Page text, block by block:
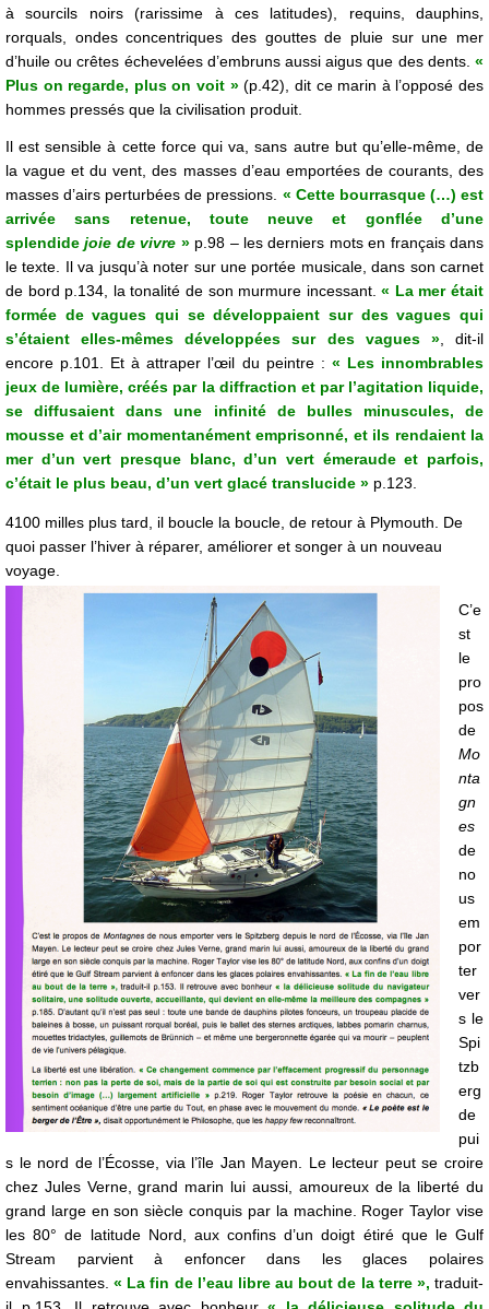
à sourcils noirs (rarissime à ces latitudes), requins, dauphins,
rorquals, ondes concentriques des gouttes de pluie sur une mer
d’huile ou crêtes échevelées d’embruns aussi aigus que des dents. «
Plus on regarde, plus on voit » (p.42), dit ce marin à l’opposé des
hommes pressés que la civilisation produit.
Il est sensible à cette force qui va, sans autre but qu’elle-même, de
la vague et du vent, des masses d’eau emportées de courants, des
masses d’airs perturbées de pressions. « Cette bourrasque (…) est
arrivée sans retenue, toute neuve et gonflée d’une
splendidejoie de vivre » p.98 – les derniers mots en français dans
le texte. Il va jusqu’à noter sur une portée musicale, dans son carnet
de bord p.134, la tonalité de son murmure incessant. « La mer était
formée de vagues qui se développaient sur des vagues qui
s’étaient elles-mêmes développées sur des vagues », dit-il
encore p.101. Et à attraper l’œil du peintre : « Les innombrables
jeux de lumière, créés par la diffraction et par l’agitation liquide,
se diffusaient dans une infinité de bulles minuscules, de
mousse et d’air momentanément emprisonné, et ils rendaient la
mer d’un vert presque blanc, d’un vert émeraude et parfois,
c’était le plus beau, d’un vert glacé translucide » p.123.
4100 milles plus tard, il boucle la boucle, de retour à Plymouth. De
quoi passer l’hiver à réparer, améliorer et songer à un nouveau
voyage.
C’e
st
le
pro
pos
de
Mo
nta
gn
es
de
no
us
em
por
ter
ver
s le
Spi
tzb
erg
de
pui
s le nord de l’Écosse, via l’île Jan Mayen. Le lecteur peut se croire
chez Jules Verne, grand marin lui aussi, amoureux de la liberté du
grand large en son siècle conquis par la machine. Roger Taylor vise
les 80° de latitude Nord, aux confins d’un doigt étiré que le Gulf
Stream parvient à enfoncer dans les glaces polaires
envahissantes.« La fin de l’eau libre au bout de la terre », traduit-